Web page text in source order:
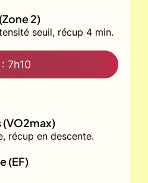
2)
seuil, récup 4 min.
7h10
(VO2max)
récup en descente.
(EF)